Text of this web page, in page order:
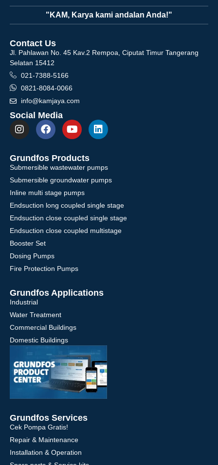
"KAM, Karya kami andalan Anda!"
Contact Us
Jl. Pahlawan No. 45 Kav.2 Rempoa, Ciputat Timur Tangerang
Selatan 15412
021-7388-5166
0821-8084-0066
info@kamjaya.com
Social Media
Grundfos Products
Submersible wastewater pumps
Submersible groundwater pumps
Inline multi stage pumps
Endsuction long coupled single stage
Endsuction close coupled single stage
Endsuction close coupled multistage
Booster Set
Dosing Pumps
Fire Protection Pumps
Grundfos Applications
Industrial
Water Treatment
Commercial Buildings
Domestic Buildings
Grundfos Services
Cek Pompa Gratis!
Repair & Maintenance
Installation & Operation